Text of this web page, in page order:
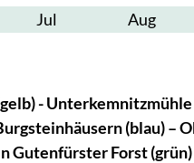
Jul Aug
-
(blau) –
Gutenfürster Forst